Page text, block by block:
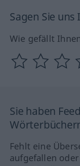
Sagen Sie
Wie gefällt
Sie haben
Fehlt eine
aufgefallen